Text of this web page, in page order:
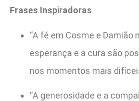
Frases Inspiradoras
“A fé em Cosme e Damião
esperança e a cura são
nos momentos mais
“A generosidade e a